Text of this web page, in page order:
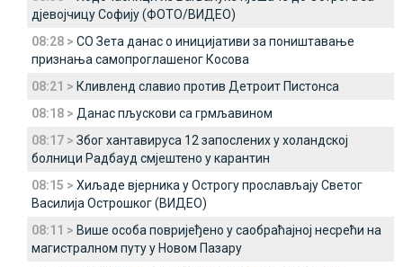
дјевојчицу Софију (ФОТО/ВИДЕО)
08:28 > СО Зета данас о иницијативи за поништавање
признања самопроглашеног Косова
08:21 > Кливленд славио против Детроит Пистонса
08:18 > Данас пљускови са грмљавином
08:17 > Због хантавируса 12 запослених у холандској
болници Радбауд смјештено у карантин
08:15 > Хиљаде вјерника у Острогу прослављају Светог
Василија Острошког (ВИДЕО)
08:11 > Више особа повријеђено у саобраћајној несрећи на
магистралном путу у Новом Пазару